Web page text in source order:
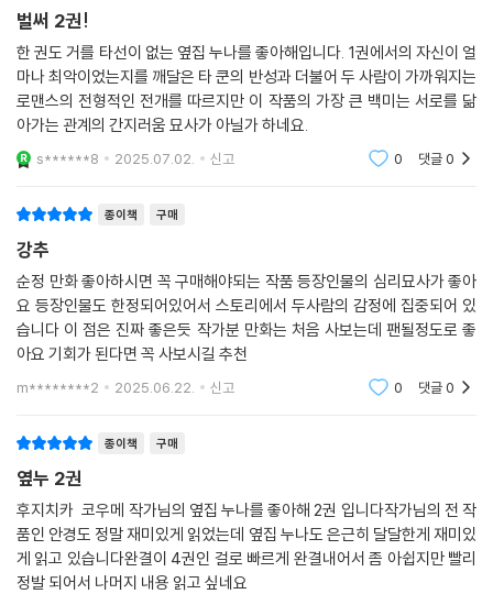
벌써 2권!
한 권도 거를 타선이 없는 옆집 누나를 좋아해입니다. 1권에서의 자신이 얼
마나 최악이었는지를 깨달은 타 쿤의 반성과 더불어 두 사람이 가까워지는
로맨스의 전형적인 전개를 따르지만 이 작품의 가장 큰 백미는 서로를 닮
아가는 관계의 간지러움 묘사가 아닐가 하네요.
s******8 2025.07.02. 신고 0 댓글0
종이책 구매
강추
순정 만화 좋아하시면 꼭 구매해야되는 작품 등장인물의 심리묘사가 좋아
요 등장인물도 한정되어있어서 스토리에서 두사람의 감정에 집중되어 있
습니다 이 점은 진짜 좋은듯 작가분 만화는 처음 사보는데 팬될정도로 좋
아요 기회가 된다면 꼭 사보시길 추천
m********2 2025.06.22. 신고 0 댓글0
종이책 구매
옆누 2권
후지치카 코우메 작가님의 옆집 누나를 좋아해 2권 입니다작가님의 전 작
품인 안경도 정말 재미있게 읽었는데 옆집 누나도 은근히 달달한게 재미있
게 읽고 있습니다완결이 4권인 걸로 빠르게 완결내어서 좀 아쉽지만 빨리
정발 되어서 나머지 내용 읽고 싶네요